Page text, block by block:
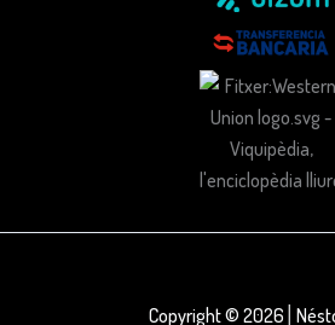
Copyright ©